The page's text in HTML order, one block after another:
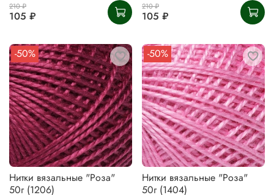
210 ₽
105 ₽
210 ₽
105 ₽
-50%
Нитки вязальные "Роза"
50г (1206)
-50%
Нитки вязальные "Роза"
50г (1404)